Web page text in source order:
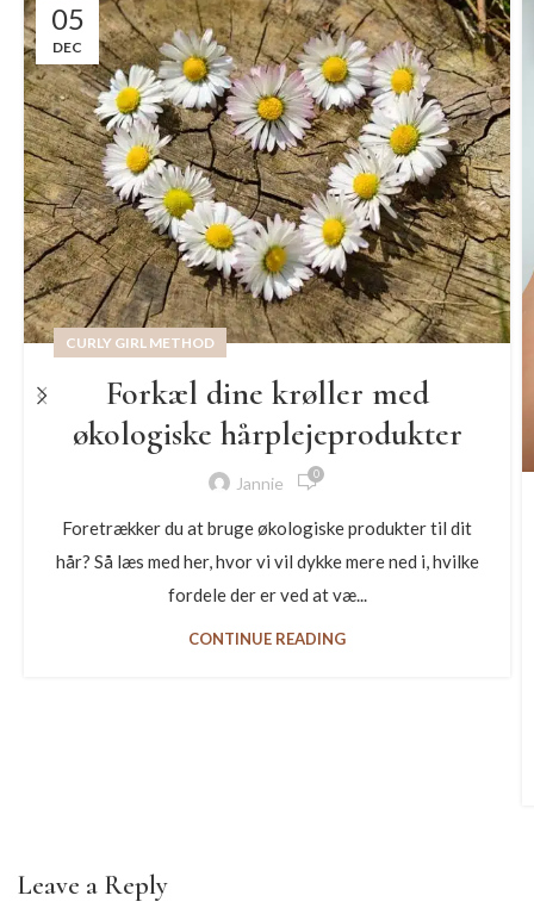
05
DEC
CURLY GIRL METHOD
Forkæl dine krøller med
økologiske hårplejeprodukter
Jannie 0
Foretrækker du at bruge økologiske produkter til dit
hår? Så læs med her, hvor vi vil dykke mere ned i, hvilke
fordele der er ved at væ...
CONTINUE READING
Leave a Reply